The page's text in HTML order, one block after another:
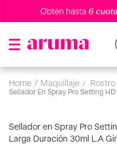
maquillaje rostro
Sellador En Spray Pro Setting
Sellador en Spray Pro
Larga Duración 30ml L.A Girl